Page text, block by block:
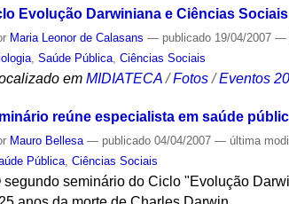
Evolução Darwiniana e Ciências
Maria Leonor de Calasans — publicado 19/04/2007—
,Saúde Pública,Ciências Sociais
em MIDIATECA /Fotos /Eventos
reúne especialista em saúde
Mauro Bellesa — publicado 04/04/2007— última
Pública,Ciências Sociais
segundo seminário do Ciclo "Evolução